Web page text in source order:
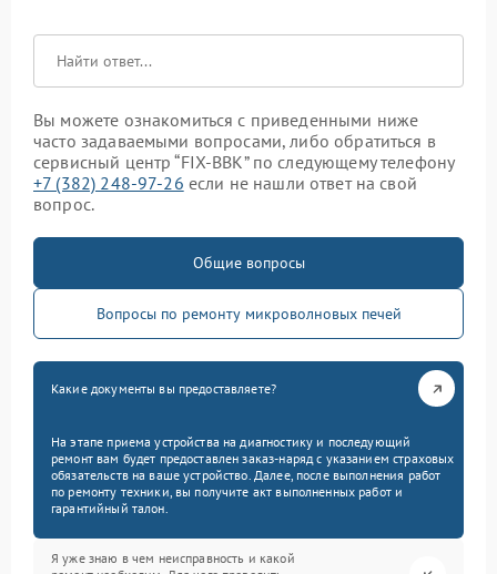
Вы можете ознакомиться с приведенными ниже
часто задаваемыми вопросами, либо обратиться в
сервисный центр “FIX-BBK” по следующему телефону
+7 (382) 248-97-26 если не нашли ответ на свой
вопрос.
Общие вопросы
Вопросы по ремонту микроволновых печей
Какие документы вы предоставляете?
На этапе приема устройства на диагностику и последующий
ремонт вам будет предоставлен заказ-наряд с указанием страховых
обязательств на ваше устройство. Далее, после выполнения работ
по ремонту техники, вы получите акт выполненных работ и
гарантийный талон.
Я уже знаю в чем неисправность и какой